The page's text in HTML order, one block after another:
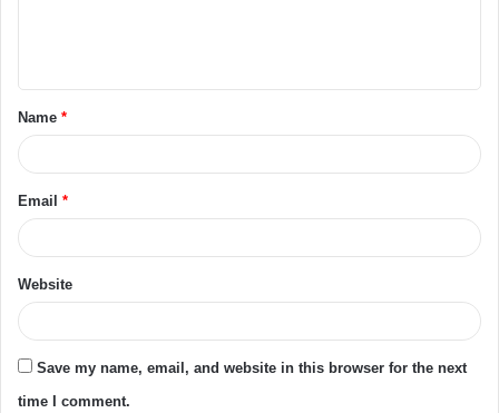
Name *
Email *
Website
Save my name, email, and website in this browser for the next
time I comment.